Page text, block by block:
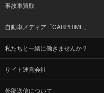
事故車買取
自動車メディア「CARPRIME」
私たちと一緒に働きませんか？
サイト運営会社
外部送信について